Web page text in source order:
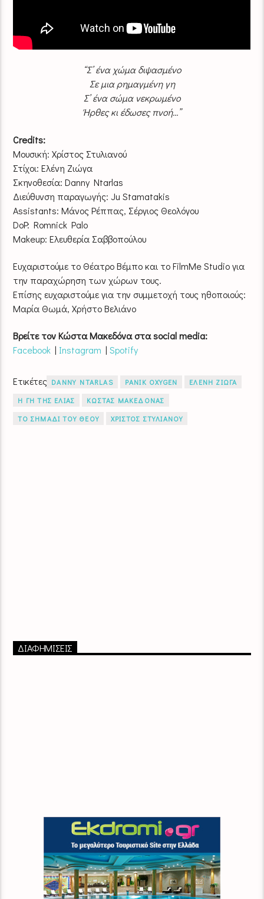
“Σ’ ένα χώμα διψασμένο
Σε μια ρημαγμένη γη
Σ’ ένα σώμα νεκρωμένο
Ήρθες κι έδωσες πνοή…”
Credits:
Μουσική: Χρίστος Στυλιανού
Στίχοι: Ελένη Ζιώγα
Σκηνοθεσία: Danny Ntarlas
Διεύθυνση παραγωγής: Ju Stamatakis
Assistants: Μάνος Ρέππας, Σέργιος Θεολόγου
DoP: Romnick Palo
Makeup: Ελευθερία Σαββοπούλου
Ευχαριστούμε το Θέατρο Βέμπο και το FilmMe Studio για
την παραχώρηση των χώρων τους.
Επίσης ευχαριστούμε για την συμμετοχή τους ηθοποιούς:
Μαρία Θωμά, Χρήστο Βελιάνο
Βρείτε τον Κώστα Μακεδόνα στα social media:
Facebook | Instagram |Spotify
Ετικέτες DANNY NTARLAS PANIK OXYGEN
ΕΛΕΝΗ ΖΙΩΓΑ
Η ΓΗ ΤΗΣ ΕΛΙΑΣ
ΚΩΣΤΑΣ ΜΑΚΕΔΟΝΑΣ
ΤΟ ΣΗΜΑΔΙ ΤΟΥ ΘΕΟΥ
ΧΡΙΣΤΟΣ ΣΤΥΛΙΑΝΟΥ
ΔΙΑΦΗΜΙΣΕΙΣ